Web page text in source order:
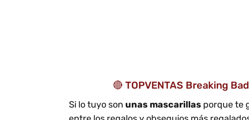
🔴 TOPVENTAS Breaking
Si lo tuyo son unas mascarillas porque te